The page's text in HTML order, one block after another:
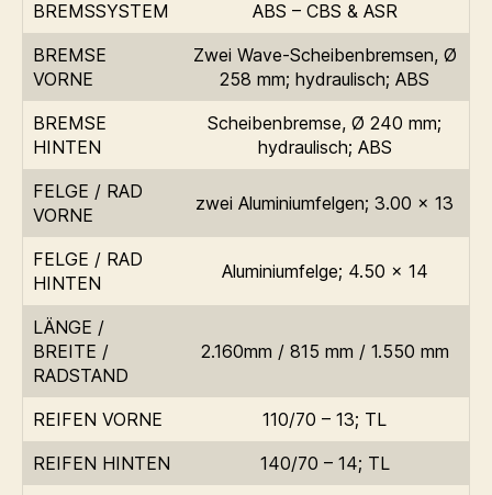
BREMSSYSTEM
ABS – CBS & ASR
BREMSE
VORNE
Zwei Wave-Scheibenbremsen, Ø
258 mm; hydraulisch; ABS
BREMSE
HINTEN
Scheibenbremse, Ø 240 mm;
hydraulisch; ABS
FELGE / RAD
VORNE
zwei Aluminiumfelgen; 3.00 x 13
FELGE / RAD
HINTEN
Aluminiumfelge; 4.50 x 14
LÄNGE /
BREITE /
RADSTAND
2.160mm / 815 mm / 1.550 mm
REIFEN VORNE
110/70 – 13; TL
REIFEN HINTEN
140/70 – 14; TL